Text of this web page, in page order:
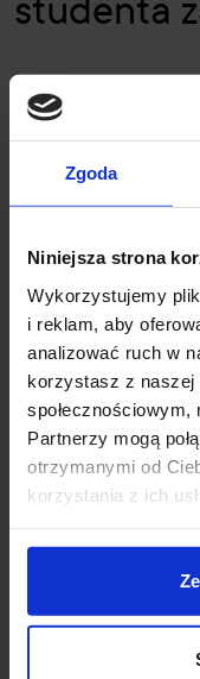
Zgoda
Niniejsza strona
Wykorzystujemy
i reklam, aby
analizować ruch w
korzystasz z naszej
społecznościowym,
Partnerzy mogą
otrzymanymi od
korzystania z ich
studenta
polskich konsulatach
paszportowych i odbioru
W takich przypadkach:
ważną legitymację.
Student powinien
konsularną i ustalić
Gdzie
paszport
Student musi osobiście
paszportowy w Polsce,